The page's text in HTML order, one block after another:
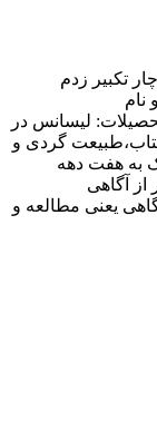
تکبیر زدم
لیسانس در
گردی و
به هفت دهه
آگاهی
یعنی مطالعه و